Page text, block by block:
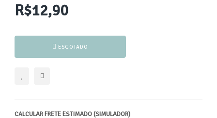
R$12,90
ESGOTADO
CALCULAR FRETE ESTIMADO (SIMULADOR)